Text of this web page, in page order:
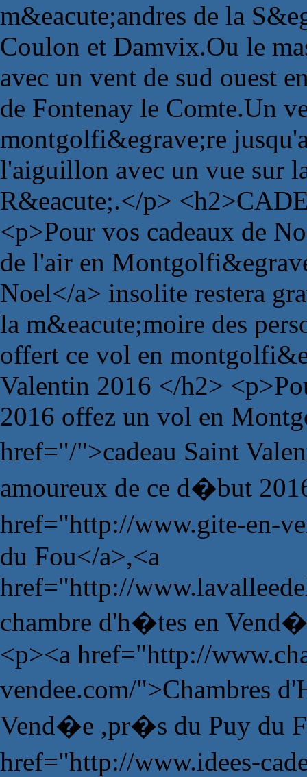
m&eacute;andres de la
Coulon et Damvix.Ou le
avec un vent de sud ouest
de Fontenay le Comte.Un
montgolfi&egrave;re
l'aiguillon avec un vue sur
R&eacute;.</p>
<p>Pour vos cadeaux de
de l'air en
Noel</a> insolite restera
la m&eacute;moire des
offert ce vol en
Valentin 2016 </h2>
2016 offez un vol en
href="/">cadeau Saint
amoureux de ce d�but
href="http://www.gite-en-
du Fou</a>,<a
href="http://
chambre d'h�tes en
<p><a href="http://
vendee.com/">Chambres
Vend�e ,pr�s du Puy du
href="http://www.idees-